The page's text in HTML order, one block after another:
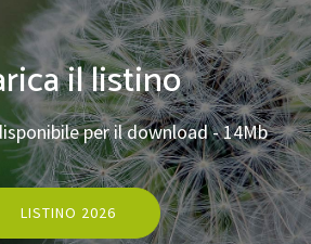
il listino
per il download - 14Mb
LISTINO 2026